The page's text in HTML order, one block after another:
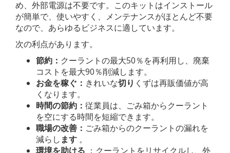
め、外部電源は不要です。このキットはインストール
が簡単で、使いやすく、メンテナンスがほとんど不要
なので、あらゆるビジネスに適しています。
次の利点があります。
節約： クーラントの最大50％を再利用し、廃棄
コストを最大90％削減します。
お金を稼ぐ： きれいな切り くずは再販価値が高
くなります。
時間の節約： 従業員は、ごみ箱からクーラント
を空にする時間を短縮できます。
職場の改善： ごみ箱からのクーラントの漏れを
減らし ます 。
環境を助ける ：クーラントをリサイクルし、外